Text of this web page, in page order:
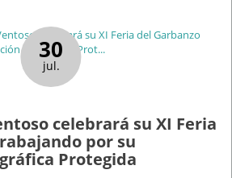
30
jul.
celebrará su XI Feria
por su
Protegida